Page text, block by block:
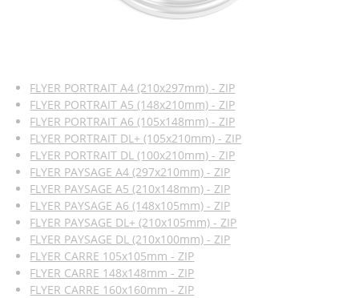
FLYER PORTRAIT A4 (210x297mm) - ZIP
FLYER PORTRAIT A5 (148x210mm) - ZIP
FLYER PORTRAIT A6 (105x148mm) - ZIP
FLYER PORTRAIT DL+ (105x210mm) - ZIP
FLYER PORTRAIT DL (100x210mm) - ZIP
FLYER PAYSAGE A4 (297x210mm) - ZIP
FLYER PAYSAGE A5 (210x148mm) - ZIP
FLYER PAYSAGE A6 (148x105mm) - ZIP
FLYER PAYSAGE DL+ (210x105mm) - ZIP
FLYER PAYSAGE DL (210x100mm) - ZIP
FLYER CARRE 105x105mm - ZIP
FLYER CARRE 148x148mm - ZIP
FLYER CARRE 160x160mm - ZIP